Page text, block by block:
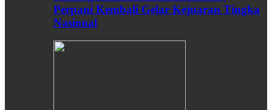
Perpani Kembali Gelar Kejuaran Tingka
Nasional